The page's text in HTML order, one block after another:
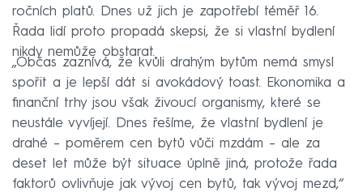
ročních platů. Dnes už jich je zapotřebí téměř 16.
Řada lidí proto propadá skepsi, že si vlastní bydlení
nikdy nemůže obstarat.
„Občas zaznívá, že kvůli drahým bytům nemá smysl
spořit a je lepší dát si avokádový toast. Ekonomika a
finanční trhy jsou však živoucí organismy, které se
neustále vyvíjejí. Dnes řešíme, že vlastní bydlení je
drahé – poměrem cen bytů vůči mzdám – ale za
deset let může být situace úplně jiná, protože řada
faktorů ovlivňuje jak vývoj cen bytů, tak vývoj mezd,“